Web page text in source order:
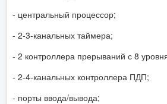
- центральный процессор;
- 2-3-канальных таймера;
- 2 контроллера прерываний с 8
- 2-4-канальных контроллера ПДП;
- порты ввода/вывода;